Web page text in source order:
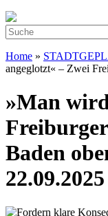
Home »
angeglotzt« – Zwei
»Man
Baden